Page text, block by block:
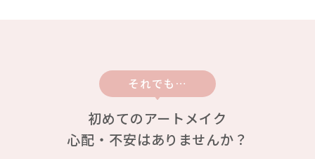
それでも…
初めてのアートメイク
心配・不安はありませんか？